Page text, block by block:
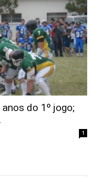
do 1º jogo;
1